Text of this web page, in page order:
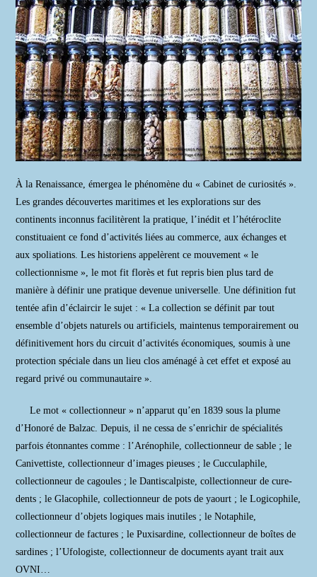
À la Renaissance, émergea le phénomène du « Cabinet de curiosités ».
Les grandes découvertes maritimes et les explorations sur des
continents inconnus facilitèrent la pratique, l’inédit et l’hétéroclite
constituaient ce fond d’activités liées au commerce, aux échanges et
aux spoliations. Les historiens appelèrent ce mouvement « le
collectionnisme », le mot fit florès et fut repris bien plus tard de
manière à définir une pratique devenue universelle. Une définition fut
tentée afin d’éclaircir le sujet : « La collection se définit par tout
ensemble d’objets naturels ou artificiels, maintenus temporairement ou
définitivement hors du circuit d’activités économiques, soumis à une
protection spéciale dans un lieu clos aménagé à cet effet et exposé au
regard privé ou communautaire ».
Le mot « collectionneur » n’apparut qu’en 1839 sous la plume
d’Honoré de Balzac. Depuis, il ne cessa de s’enrichir de spécialités
parfois étonnantes comme : l’Arénophile, collectionneur de sable ; le
Canivettiste, collectionneur d’images pieuses ; le Cucculaphile,
collectionneur de cagoules ; le Dantiscalpiste, collectionneur de cure-
dents ; le Glacophile, collectionneur de pots de yaourt ; le Logicophile,
collectionneur d’objets logiques mais inutiles ; le Notaphile,
collectionneur de factures ; le Puxisardine, collectionneur de boîtes de
sardines ; l’Ufologiste, collectionneur de documents ayant trait aux
OVNI…